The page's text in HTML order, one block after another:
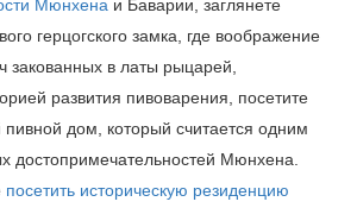
Мюнхена и Баварии, заглянете
герцогского замка, где воображение
закованных в латы рыцарей,
развития пивоварения, посетите
пивной дом, который считается одним
достопримечательностей Мюнхена.
посетить историческую резиденцию